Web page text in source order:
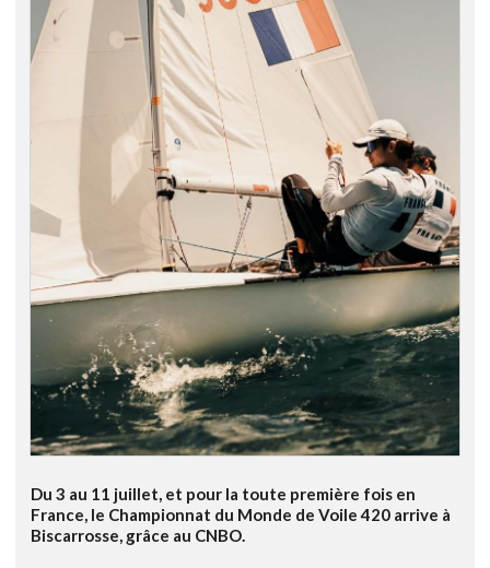
Du 3 au 11 juillet, et pour la toute première fois en
France, le Championnat du Monde de Voile 420 arrive à
Biscarrosse, grâce au CNBO.